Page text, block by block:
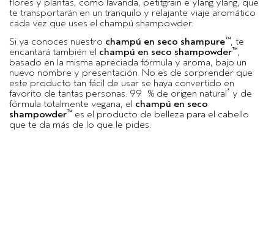
flores y plantas, como lavanda, petitgrain e ylang ylang, que
te transportarán en un tranquilo y relajante viaje aromático
cada vez que uses el champú shampowder.
Si ya conoces nuestro champú en seco shampure™, te
encantará también el champú en seco shampowder™,
basado en la misma apreciada fórmula y aroma, bajo un
nuevo nombre y presentación. No es de sorprender que
este producto tan fácil de usar se haya convertido en
favorito de tantas personas. 99 % de origen natural * y de
fórmula totalmente vegana, el champú en seco
shampowder™ es el producto de belleza para el cabello
que te da más de lo que le pides.